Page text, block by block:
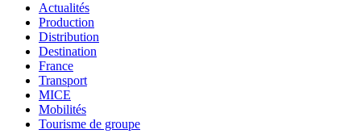
Actualités
Production
Distribution
Destination
France
Transport
MICE
Mobilités
Tourisme de groupe